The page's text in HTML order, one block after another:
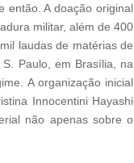
então. A doação original
militar, além de 400
laudas de matérias de
Paulo, em Brasília, na
A organização inicial
Innocentini Hayashi
não apenas sobre o